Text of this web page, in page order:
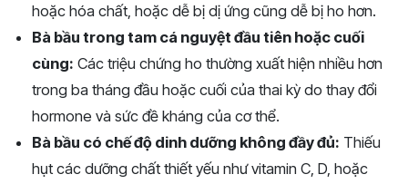
hoặc hóa chất, hoặc dễ bị dị ứng cũng dễ bị ho hơn.
Bà bầu trong tam cá nguyệt đầu tiên hoặc cuối
cùng: Các triệu chứng ho thường xuất hiện nhiều hơn
trong ba tháng đầu hoặc cuối của thai kỳ do thay đổi
hormone và sức đề kháng của cơ thể.
Bà bầu có chế độ dinh dưỡng không đầy đủ: Thiếu
hụt các dưỡng chất thiết yếu như vitamin C, D, hoặc